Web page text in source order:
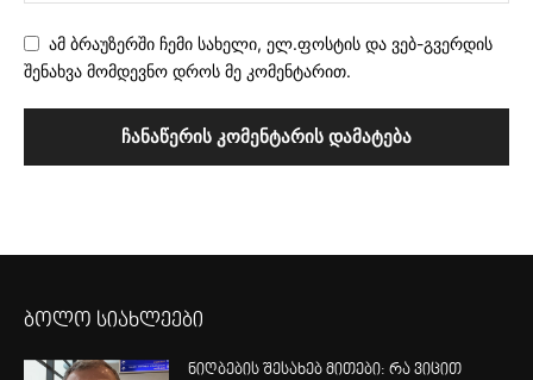
ამ ბრაუზერში ჩემი სახელი, ელ.ფოსტის და ვებ-გვერდის
შენახვა მომდევნო დროს მე კომენტარით.
ბოლო სიახლეები
ნიღბების შესახებ მითები: რა ვიცით